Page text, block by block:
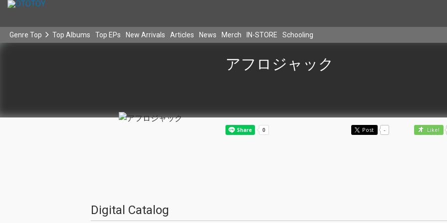
Genre Top Top Albums Top EPs New Arrivals Articles News Merch IN-STORE Schooling
アフロジャック
Post - Like!
Digital Catalog